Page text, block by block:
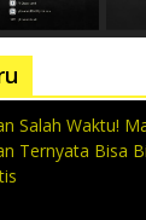
Salah Waktu!
Ternyata Bisa